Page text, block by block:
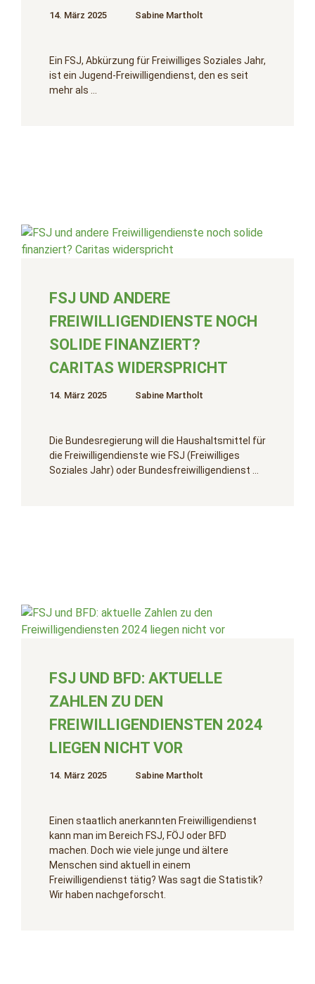
14. März 2025 Sabine Martholt
Ein FSJ, Abkürzung für Freiwilliges Soziales Jahr,
ist ein Jugend-Freiwilligendienst, den es seit
mehr als …
FSJ UND ANDERE
FREIWILLIGENDIENSTE NOCH
SOLIDE FINANZIERT?
CARITAS WIDERSPRICHT
14. März 2025 Sabine Martholt
Die Bundesregierung will die Haushaltsmittel für
die Freiwilligendienste wie FSJ (Freiwilliges
Soziales Jahr) oder Bundesfreiwilligendienst …
FSJ UND BFD: AKTUELLE
ZAHLEN ZU DEN
FREIWILLIGENDIENSTEN 2024
LIEGEN NICHT VOR
14. März 2025 Sabine Martholt
Einen staatlich anerkannten Freiwilligendienst
kann man im Bereich FSJ, FÖJ oder BFD
machen. Doch wie viele junge und ältere
Menschen sind aktuell in einem
Freiwilligendienst tätig? Was sagt die Statistik?
Wir haben nachgeforscht.